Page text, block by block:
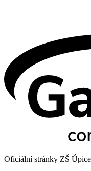
Oficiální stránky ZŠ